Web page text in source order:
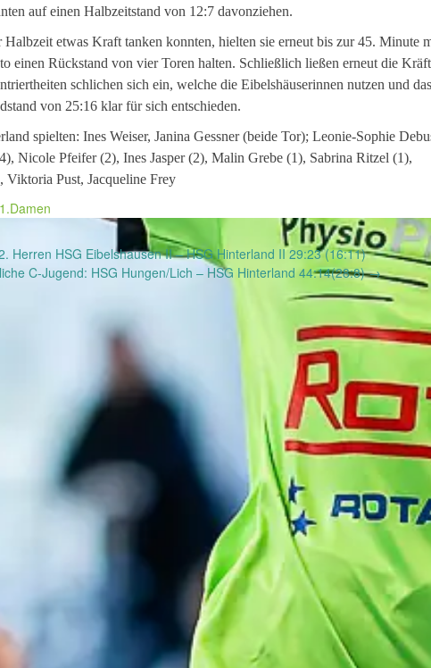
auf einen Halbzeitstand von 12:7 davonziehen.
Halbzeit etwas Kraft tanken konnten, hielten sie erneut bis zur 45. Minute
einen Rückstand von vier Toren halten. Schließlich ließen erneut die
schlichen sich ein, welche die Eibelshäuserinnen nutzen und das
von 25:16 klar für sich entschieden.
spielten: Ines Weiser, Janina Gessner (beide Tor); Leonie-Sophie
Nicole Pfeifer (2), Ines Jasper (2), Malin Grebe (1), Sabrina Ritzel (1),
Pust, Jacqueline Frey
Herren HSG Eibelshausen II – HSG Hinterland II 29:23 (16:11)
C-Jugend: HSG Hungen/Lich – HSG Hinterland 44:14(28:8)→